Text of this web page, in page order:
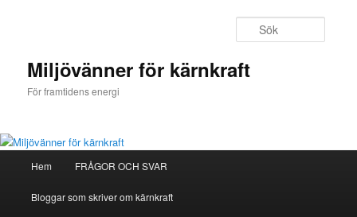
Miljövänner för kärnkraft
För framtidens energi
Hem FRÅGOR OCH SVAR
Bloggar som skriver om kärnkraft